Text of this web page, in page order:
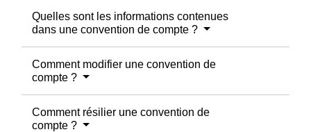
Quelles sont les informations contenues
dans une convention de compte ?
Comment modifier une convention de
compte ?
Comment résilier une convention de
compte ?